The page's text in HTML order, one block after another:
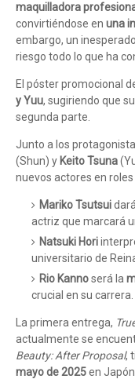
maquilladora
convirtiéndose en una
embargo, un inesperado
riesgo todo lo que ha
El póster promocional
y Yuu, sugiriendo que
segunda parte.
Junto a los
(Shun) y Keito Tsuna
nuevos actores en roles
Mariko Tsutsui
actriz que marcará
Natsuki Hori
universitario de
Rio Kannoserá la
crucial en su carrera.
La primera entrega,
actualmente se
Beauty: After Proposal,
mayo de 2025en Japón.